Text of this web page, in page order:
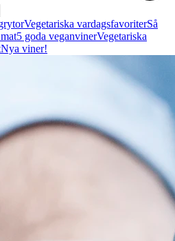
Vegetariska vardagsfavoriterSå
5 goda veganvinerVegetariska
Nya viner!